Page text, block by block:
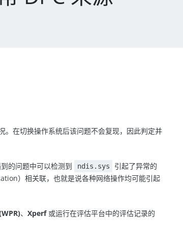
在切换操作系统后该问题不会复现，因此判定并
的问题中可以检测到 ndis.sys
引起了异常的
）相关联，也就是说各种网络操作均可能引起
、 Xperf或运行在评估平台中的评估记录的